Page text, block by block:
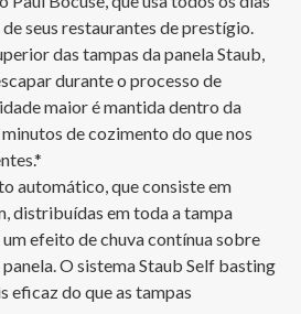
de seus restaurantes de prestígio.
das tampas da panela Staub,
durante o processo de
maior é mantida dentro da
de cozimento do que nos
automático, que consiste em
distribuídas em toda a tampa
efeito de chuva contínua sobre
O sistema Staub Self basting
eficaz do que as tampas